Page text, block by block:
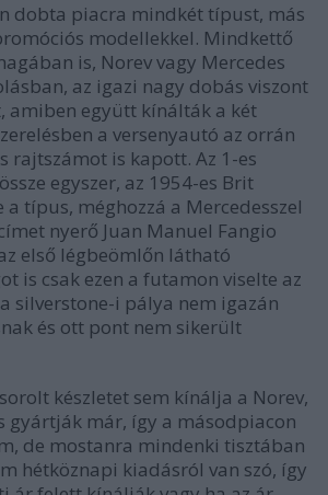
dobta piacra mindkét típust, más
modellekkel. Mindkettő
is, Norev vagy Mercedes
az igazi nagy dobás viszont
amiben együtt kínálták a két
a versenyautó az orrán
rajtszámot is kapott. Az 1-es
egyszer, az 1954-es Brit
típus, méghozzá a Mercedesszel
nyerő Juan Manuel Fangio
első légbeömlőn látható
is csak ezen a futamon viselte az
silverstone-i pálya nem igazán
és ott pont nem sikerült
készletet sem kínálja a Norev,
gyártják már, így a másodpiacon
de mostanra mindenki tisztában
hétköznapi kiadásról van szó, így